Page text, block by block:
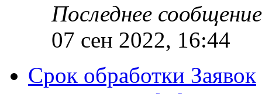
Последнее
07 сен 2022, 16:44
Срок обработки Заявок